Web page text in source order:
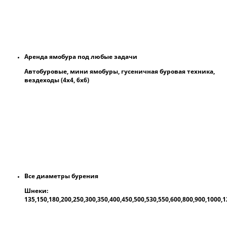
Аренда ямобура под любые задачи
Автобуровые, мини ямобуры, гусеничная буровая техника,
вездеходы (4х4, 6х6)
Все диаметры бурения
Шнеки: